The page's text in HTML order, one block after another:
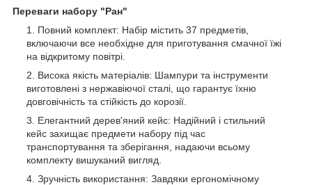
Переваги набору "Ран"
Повний комплект: Набір містить 37 предметів,
включаючи все необхідне для приготування смачної їжі
на відкритому повітрі.
Висока якість матеріалів: Шампури та інструменти
виготовлені з нержавіючої сталі, що гарантує їхню
довговічність та стійкість до корозії.
Елегантний дерев'яний кейс: Надійний і стильний
кейс захищає предмети набору під час
транспортування та зберігання, надаючи всьому
комплекту вишуканий вигляд.
Зручність використання: Завдяки ергономічному